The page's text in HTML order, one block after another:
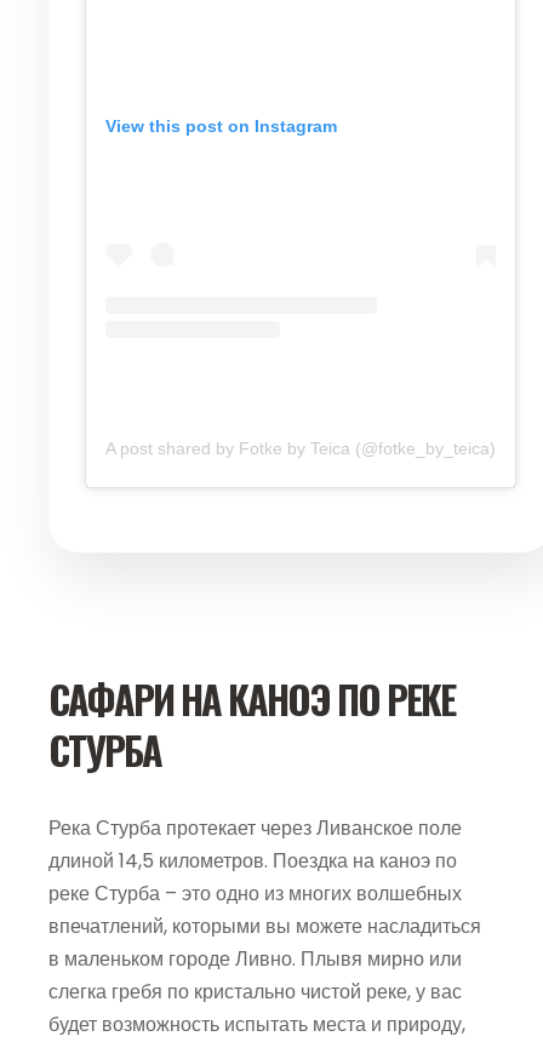
View this post on Instagram
A post shared by Fotke by Teica (@fotke_by_teica)
САФАРИ НА КАНОЭ ПО РЕКЕ
СТУРБА
Река Стурба протекает через Ливанское поле
длиной 14,5 километров. Поездка на каноэ по
реке Стурба – это одно из многих волшебных
впечатлений, которыми вы можете насладиться
в маленьком городе Ливно. Плывя мирно или
слегка гребя по кристально чистой реке, у вас
будет возможность испытать места и природу,